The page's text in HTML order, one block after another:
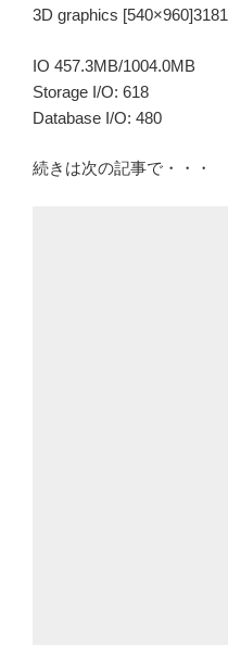
3D graphics [540×960]3181
IO 457.3MB/1004.0MB
Storage I/O: 618
Database I/O: 480
続きは次の記事で・・・